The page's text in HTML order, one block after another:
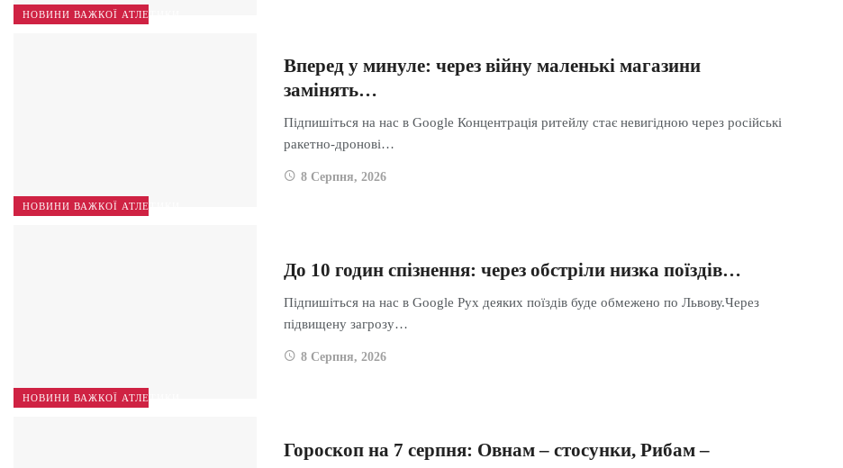
НОВИНИ ВАЖКОЇ АТЛЕТИКИ
НОВИНИ ВАЖКОЇ АТЛЕТИКИ
Вперед у минуле: через війну маленькі магазини
замінять…
Підпишіться на нас в Google Концентрація ритейлу стає невигідною через російські
ракетно-дронові…
8 Серпня, 2026
НОВИНИ ВАЖКОЇ АТЛЕТИКИ
До 10 годин спізнення: через обстріли низка поїздів…
Підпишіться на нас в Google Рух деяких поїздів буде обмежено по Львову.Через
підвищену загрозу…
8 Серпня, 2026
Гороскоп на 7 серпня: Овнам – стосунки, Рибам –